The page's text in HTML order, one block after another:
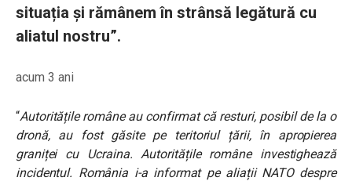
situația și rămânem în strânsă legătură cu
aliatul nostru”.
acum 3 ani
“Autoritățile române au confirmat că resturi, posibil de la o
dronă, au fost găsite pe teritoriul țării, în apropierea
graniței cu Ucraina. Autoritățile române investighează
incidentul. România i-a informat pe aliații NATO despre